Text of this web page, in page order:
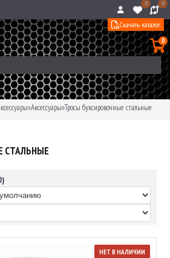
0 0
0
Скачать каталог
»Аксессуары»Тросы буксировочные стальные
СТАЛЬНЫЕ
НЕТ В НАЛИЧИИ